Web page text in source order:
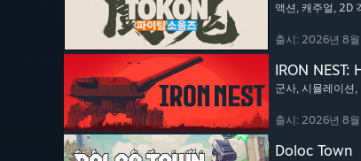
액션 , 캐주얼 , 2D
출시: 2026년 8월
IRON
군사, 시뮬레이션,
출시: 2026년 8월
Doloc Town